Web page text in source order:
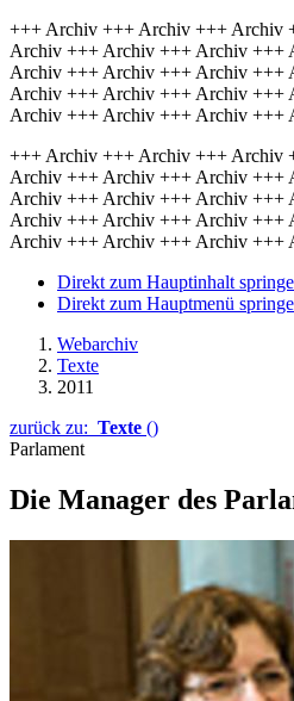
+++ Archiv +++ Archiv +++ Archiv
Archiv +++ Archiv +++ Archiv +++
Archiv +++ Archiv +++ Archiv +++
Archiv +++ Archiv +++ Archiv +++
Archiv +++ Archiv +++ Archiv +++
+++ Archiv +++ Archiv +++ Archiv
Archiv +++ Archiv +++ Archiv +++
Archiv +++ Archiv +++ Archiv +++
Archiv +++ Archiv +++ Archiv +++
Archiv +++ Archiv +++ Archiv +++
Direkt zum Hauptinhalt
Direkt zum Hauptmenü
Webarchiv
Texte
2011
zurück zu: Texte ()
Parlament
Die Manager des